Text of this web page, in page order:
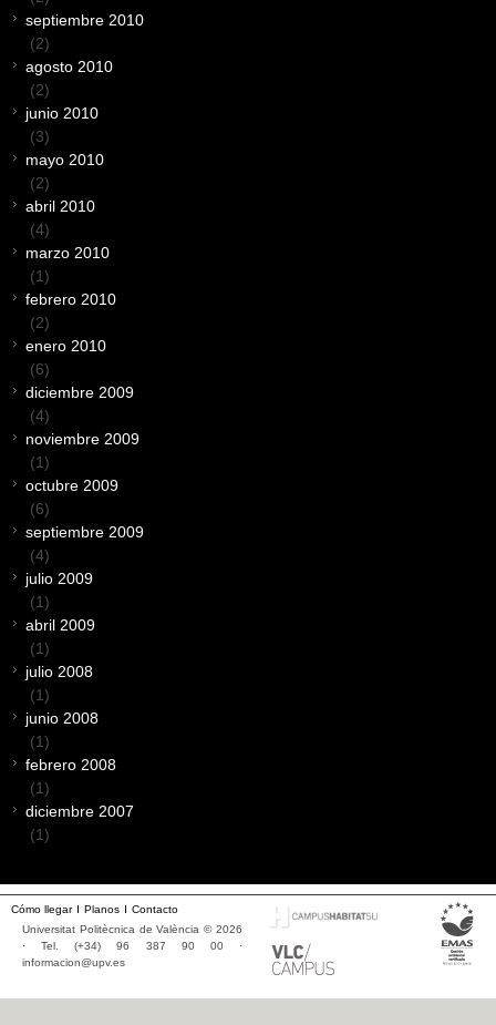
septiembre 2010
(2)
agosto 2010
(2)
junio 2010
(3)
mayo 2010
(2)
abril 2010
(4)
marzo 2010
(1)
febrero 2010
(2)
enero 2010
(6)
diciembre 2009
(4)
noviembre 2009
(1)
octubre 2009
(6)
septiembre 2009
(4)
julio 2009
(1)
abril 2009
(1)
julio 2008
(1)
junio 2008
(1)
febrero 2008
(1)
diciembre 2007
(1)
Cómo llegar Planos
Contacto
Universitat Politècnica de València © 2026
· Tel. (+34) 96 387 90 00 ·
informacion@upv.es